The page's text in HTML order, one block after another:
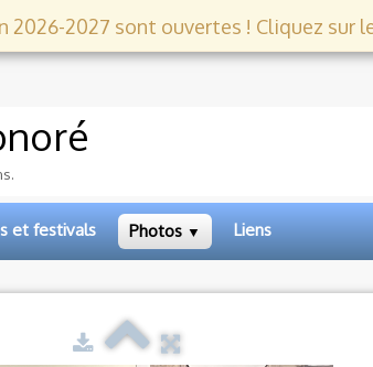
2027 sont ouvertes ! Cliquez sur le
et festivals Photos ▼ Liens